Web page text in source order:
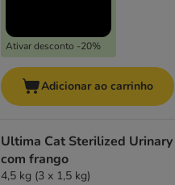
Ativar desconto -20%
Adicionar ao carrinho
Ultima Cat Sterilized Urinary
com frango
4,5 kg (3 x 1,5 kg)